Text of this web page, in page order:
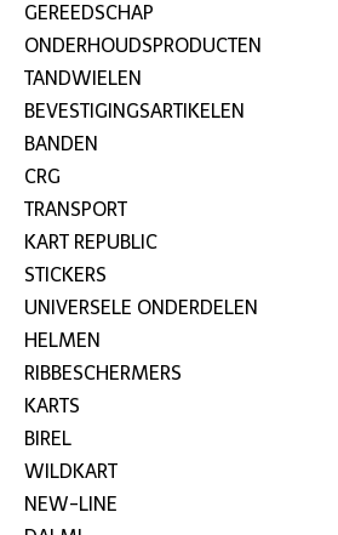
GEREEDSCHAP
ONDERHOUDSPRODUCTEN
TANDWIELEN
BEVESTIGINGSARTIKELEN
BANDEN
CRG
TRANSPORT
KART REPUBLIC
STICKERS
UNIVERSELE ONDERDELEN
HELMEN
RIBBESCHERMERS
KARTS
BIREL
WILDKART
NEW-LINE